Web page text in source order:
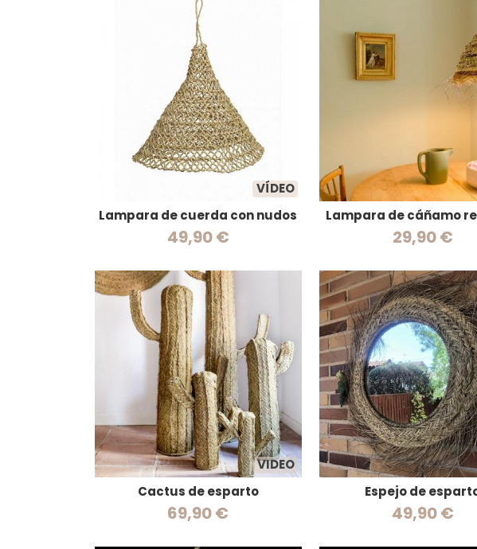
VÍDEO
Lampara de cuerda con nudos
49,90 €
Lampara de cáñamo
29,90 €
VIDEO
Cactus de esparto
69,90 €
Espejo de
49,90 €